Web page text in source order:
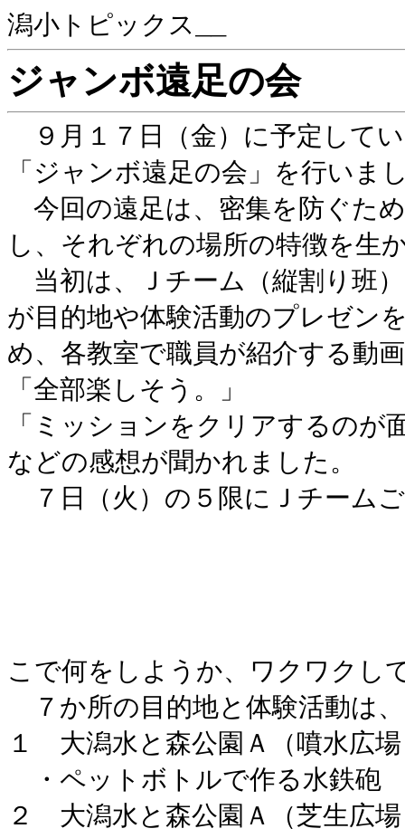
潟小トピックス__
ジャンボ遠足の会
９月１７日（金）に予定して
「ジャンボ遠足の会」を行いま
今回の遠足は、密集を防ぐた
し、それぞれの場所の特徴を生
当初は、Ｊチーム（縦割り班
が目的地や体験活動のプレゼン
め、各教室で職員が紹介する動
「全部楽しそう。」
「ミッションをクリアするのが
などの感想が聞かれました。
７日（火）の５限にＪチーム
こで何をしようか、ワクワク
７か所の目的地と体験活動は
１ 大潟水と森公園Ａ（噴水広
・ペットボトルで作る水鉄砲
２ 大潟水と森公園Ａ（芝生広